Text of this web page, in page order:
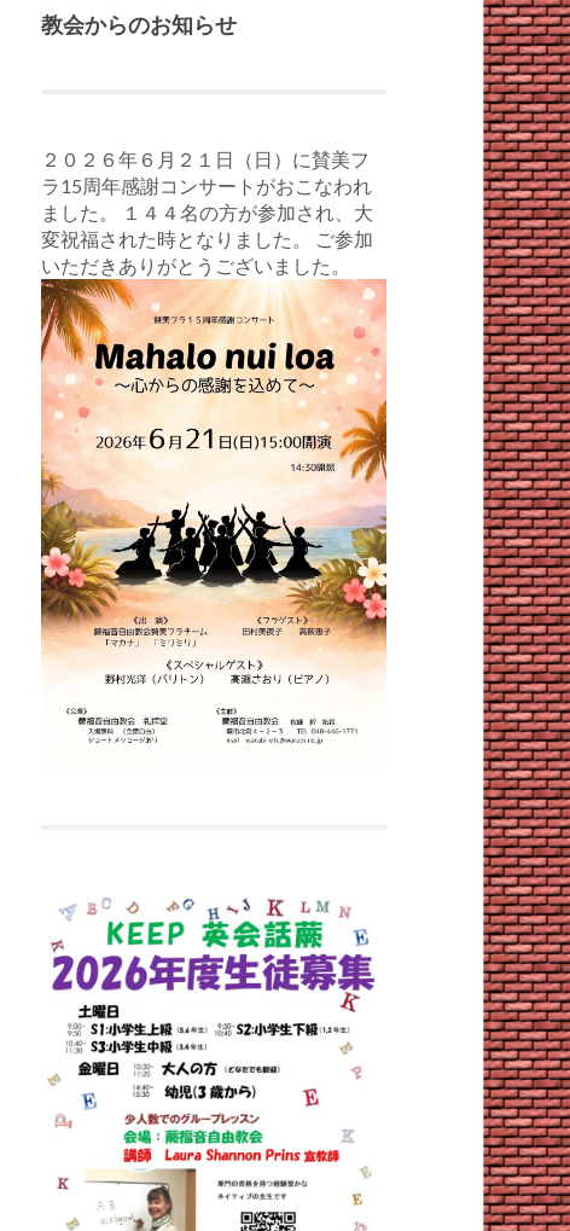
教会からのお知らせ
２０２６年６月２１日（日）に賛美フ
ラ15周年感謝コンサートがおこなわれ
ました。 １４４名の方が参加され、大
変祝福された時となりました。 ご参加
いただきありがとうございました。